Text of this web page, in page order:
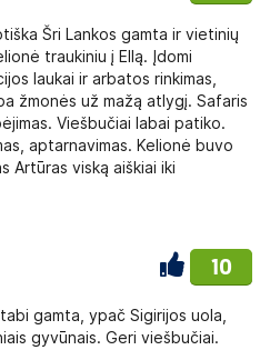
Šri Lankos gamta ir vietinių
traukiniu į Ellą. Įdomi
laukai ir arbatos rinkimas,
žmonės už mažą atlygį. Safaris
Viešbučiai labai patiko.
aptarnavimas. Kelionė buvo
Artūras viską aiškiai iki
10
gamta, ypač Sigirijos uola,
gyvūnais. Geri viešbučiai.